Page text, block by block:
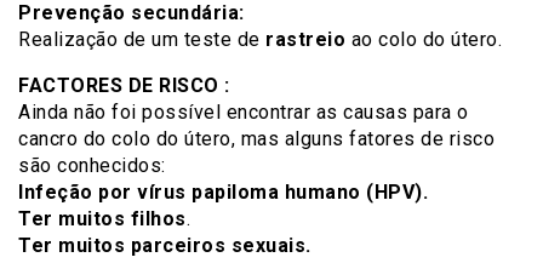
Prevenção secundária:
Realização de um teste de rastreio ao colo do útero.
FACTORES DE RISCO :
Ainda não foi possível encontrar as causas para o
cancro do colo do útero, mas alguns fatores de risco
são conhecidos:
Infeção por vírus papiloma humano (HPV).
Ter muitos filhos.
Ter muitos parceiros sexuais.